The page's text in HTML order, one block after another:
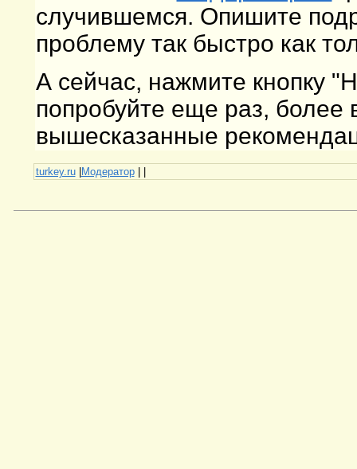
случившемся. Опишите
проблему так быстро как
А сейчас, нажмите кнопку
попробуйте еще раз, более
вышесказанные
turkey.ru|Модератор| |